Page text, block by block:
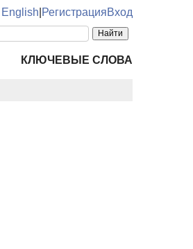
English РегистрацияВход
КЛЮЧЕВЫЕ СЛОВА